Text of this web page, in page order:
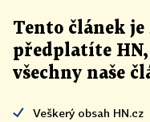
Tento článek je
předplatíte
všechny naše
Veškerý obsah HN.cz